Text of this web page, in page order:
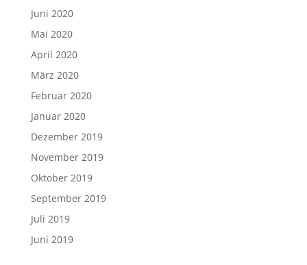
Juni 2020
Mai 2020
April 2020
März 2020
Februar 2020
Januar 2020
Dezember 2019
November 2019
Oktober 2019
September 2019
Juli 2019
Juni 2019